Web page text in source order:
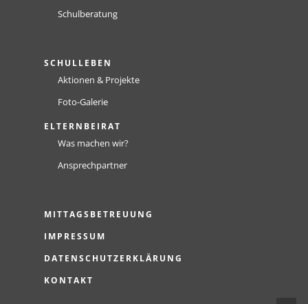
Schulberatung
SCHULLEBEN
Aktionen & Projekte
Foto-Galerie
ELTERNBEIRAT
Was machen wir?
Ansprechpartner
MITTAGSBETREUUNG
IMPRESSUM
DATENSCHUTZERKLÄRUNG
KONTAKT